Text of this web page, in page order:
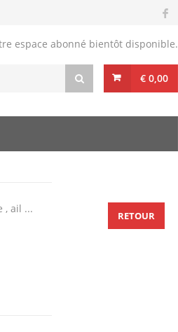
espace abonné bientôt disponible.
€ 0,00
, ail ...
RETOUR